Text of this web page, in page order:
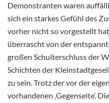
Demonstranten waren
sich ein starkes Gefühl des
vorher nicht so vorgestellt
überrascht von der
großen Schulterschluss der
Schichten der
zu sein. Trotz der vor der
vorhandenen ‚Gegenseite‘.